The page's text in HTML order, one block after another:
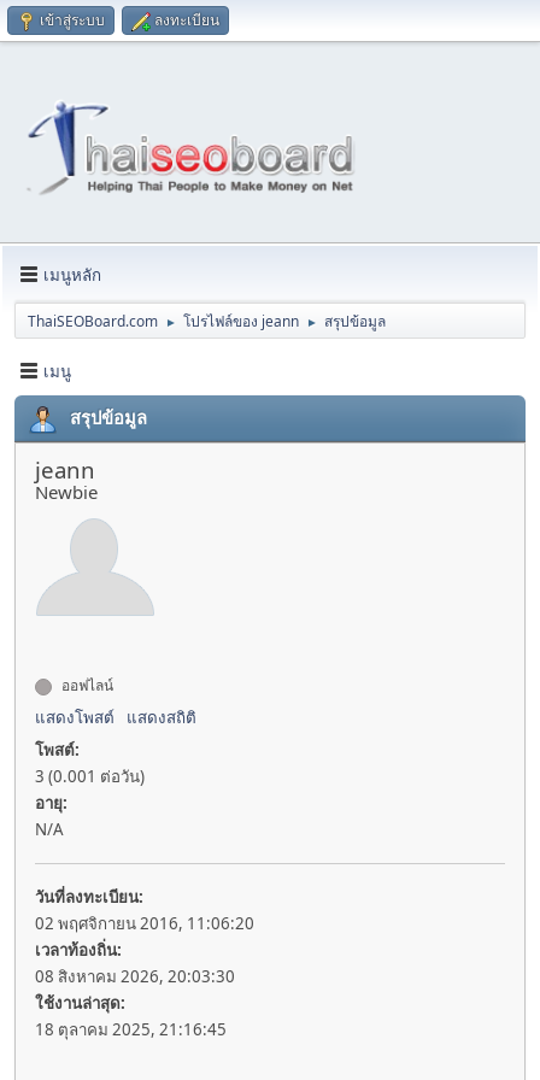
เข้าสู่ระบบ ลงทะเบียน
เมนูหลัก
ThaiSEOBoard.com ► โปรไฟล์ของ jeann ► สรุปข้อมูล
เมนู
สรุปข้อมูล
jeann
Newbie
ออฟไลน์
แสดงโพสต์
แสดงสถิติ
โพสต์:
3 (0.001 ต่อวัน)
อายุ:
N/A
วันที่ลงทะเบียน:
02 พฤศจิกายน 2016, 11:06:20
เวลาท้องถิ่น:
08 สิงหาคม 2026, 20:03:30
ใช้งานล่าสุด:
18 ตุลาคม 2025, 21:16:45